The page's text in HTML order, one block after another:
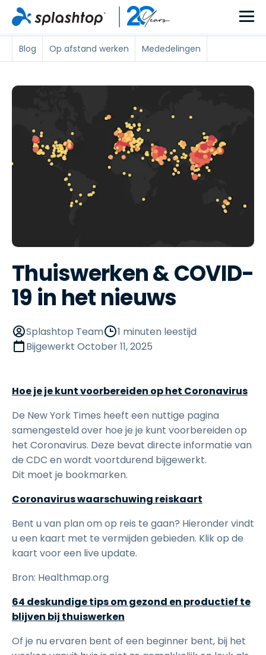
Blog Op afstand werken Mededelingen
Thuiswerken & COVID-
19 in het nieuws
Splashtop Team
1 minuten leestijd
Bijgewerkt October 11, 2025
Hoe je je kunt voorbereiden op het Coronavirus
De New York Times heeft een nuttige pagina
samengesteld over hoe je je kunt voorbereiden op
het Coronavirus. Deze bevat directe informatie van
de CDC en wordt voortdurend bijgewerkt.
Dit moet je bookmarken.
Coronavirus waarschuwing reiskaart
Bent u van plan om op reis te gaan? Hieronder vindt
u een kaart met te vermijden gebieden. Klik op de
kaart voor een live update.
Bron: Healthmap.org
64 deskundige tips om gezond en productief te
blijven bij thuiswerken
Of je nu ervaren bent of een beginner bent, bij het